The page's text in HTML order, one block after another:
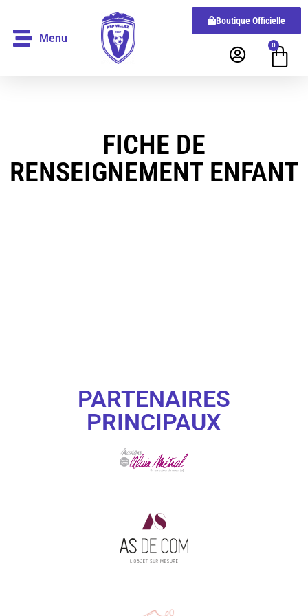
Menu
Boutique Officielle
0
FICHE DE
RENSEIGNEMENT ENFANT
PARTENAIRES
PRINCIPAUX